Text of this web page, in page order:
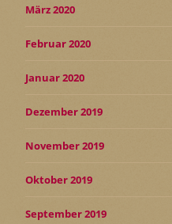
März 2020
Februar 2020
Januar 2020
Dezember 2019
November 2019
Oktober 2019
September 2019